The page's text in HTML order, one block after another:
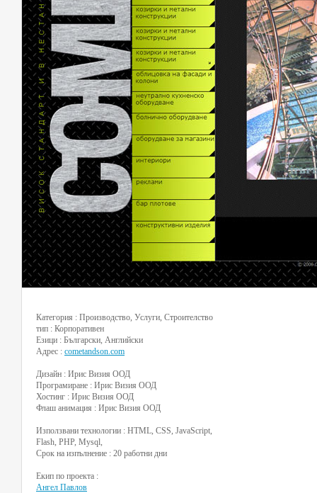
Категория : Производство, Услуги, Строителство
тип : Корпоративен
Езици : Български, Английски
Адрес : cometandson.com
Дизайн : Ирис Визия ООД
Програмиране : Ирис Визия ООД
Хостинг : Ирис Визия ООД
Флаш анимация : Ирис Визия ООД
Използвани технологии : HTML, CSS, JavaScript,
Flash, PHP, Mysql,
Срок на изпълнение : 20 работни дни
Екип по проекта :
Ангел Павлов